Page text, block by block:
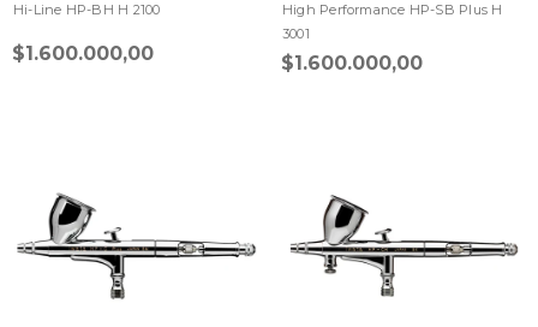
Hi-Line HP-BH H 2100
$1.600.000,00
High Performance HP-SB Plus H
3001
$1.600.000,00